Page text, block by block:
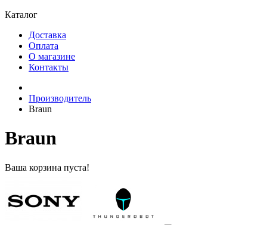
Каталог
Доставка
Оплата
О магазине
Контакты
Производитель
Braun
Braun
Ваша корзина пуста!